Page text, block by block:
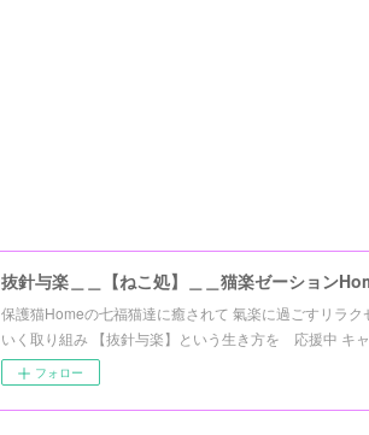
抜針与楽＿＿【ねこ処】＿＿猫楽ゼーション
保護猫Homeの七福猫達に癒されて 氣楽に過ごすリラ
いく取り組み 【抜針与楽】という生き方を 応援中
フォロー